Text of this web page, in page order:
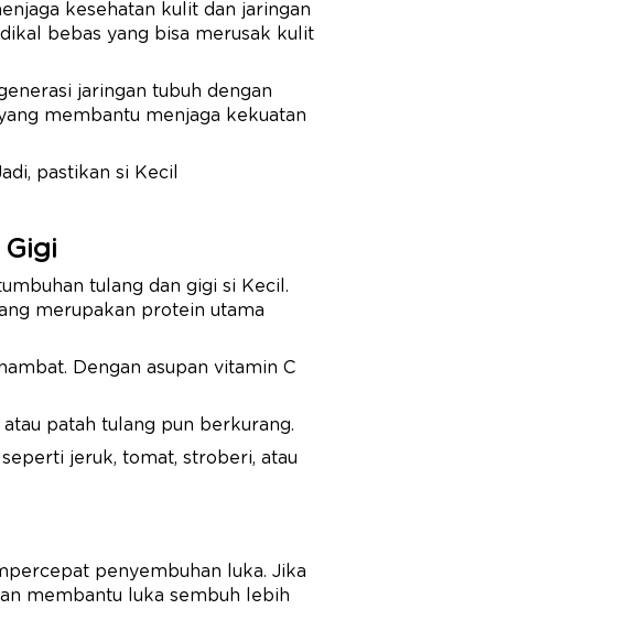
kesehatan kulit dan jaringan
bebas yang bisa merusak kulit
jaringan tubuh dengan
membantu menjaga kekuatan
pastikan si Kecil
tulang dan gigi si Kecil.
merupakan protein utama
Dengan asupan vitamin C
patah tulang pun berkurang.
jeruk, tomat, stroberi, atau
penyembuhan luka. Jika
membantu luka sembuh lebih